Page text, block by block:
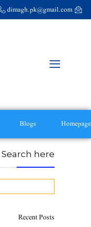
dimagh.pk@gmail.com
Homepage
Blogs
Search here
Recent Posts